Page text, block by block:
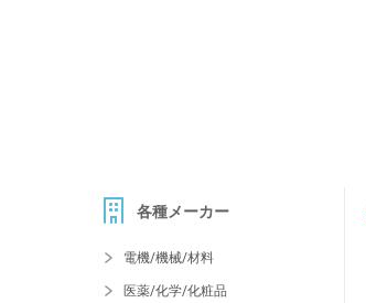
各種メーカー
電機/機械/材料
医薬/化学/化粧品